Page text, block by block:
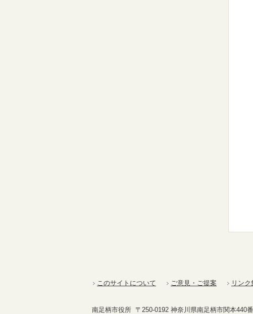
このサイトについて ご意見・ご提案 リンク
南足柄市役所 〒250-0192 神奈川県南足柄市関本440